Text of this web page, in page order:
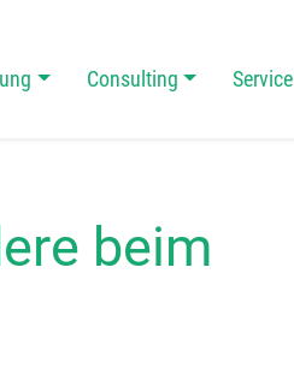
Consulting Service
beim